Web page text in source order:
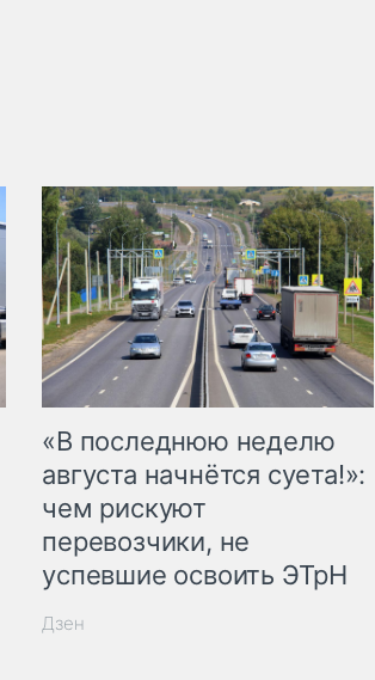
«В последнюю неделю
августа начнётся суета!»:
чем рискуют
перевозчики, не
успевшие освоить ЭТрН
Дзен